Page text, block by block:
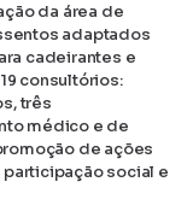
da área de
adaptados
cadeirantes e
consultórios:
três
médico e de
de ações
social e